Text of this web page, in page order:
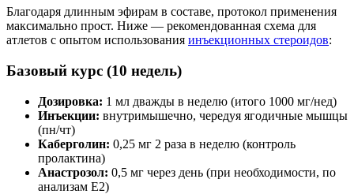
Благодаря длинным эфирам в составе, протокол применения
максимально прост. Ниже — рекомендованная схема для
атлетов с опытом использования инъекционных стероидов:
Базовый курс (10 недель)
Дозировка: 1 мл дважды в неделю (итого 1000 мг/нед)
Инъекции: внутримышечно, чередуя ягодичные мышцы
(пн/чт)
Каберголин: 0,25 мг 2 раза в неделю (контроль
пролактина)
Анастрозол: 0,5 мг через день (при необходимости, по
анализам E2)